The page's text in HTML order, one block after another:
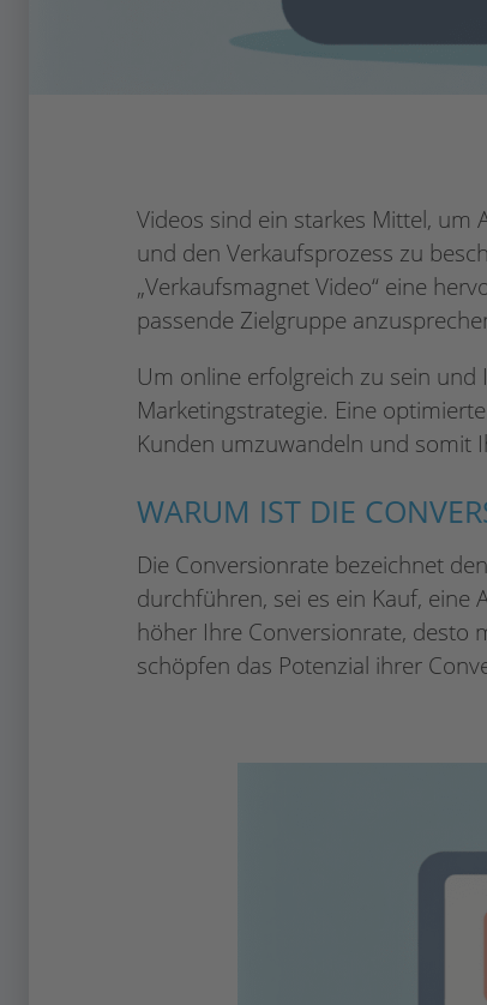
Videos sind ein starkes Mittel, um
und den Verkaufsprozess zu
„Verkaufsmagnet Video“ eine
passende Zielgruppe
Um online erfolgreich zu sein
Marketingstrategie. Eine
Kunden umzuwandeln und somit
WARUM IST DIE
Die Conversionrate bezeichnet
durchführen, sei es ein Kauf, eine
höher Ihre Conversionrate, desto
schöpfen das Potenzial ihrer